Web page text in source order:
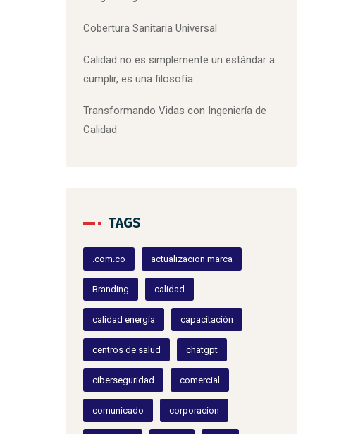
Cobertura Sanitaria Universal
Calidad no es simplemente un estándar a
cumplir, es una filosofía
Transformando Vidas con Ingeniería de
Calidad
TAGS
.com.co actualizacion marca
Branding calidad
calidad energía capacitación
centros de salud chatgpt
ciberseguridad comercial
comunicado corporacion